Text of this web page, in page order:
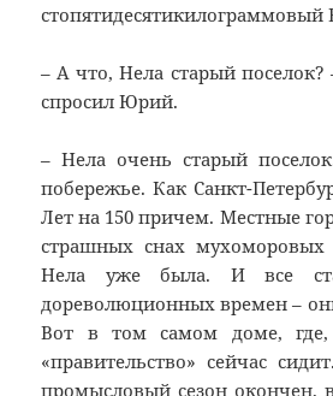
стопятидесятикилограммовый
– А что, Нела старый поселок?
спросил Юрий.
– Нела очень старый
побережье. Как Санкт-
Лет на 150 причем. Местные
страшных снах мухоморовых
Нела уже была. И все
дореволюционных времен –
Вот в том самом доме, где,
«правительство» сейчас
промысловый сезон окончен,